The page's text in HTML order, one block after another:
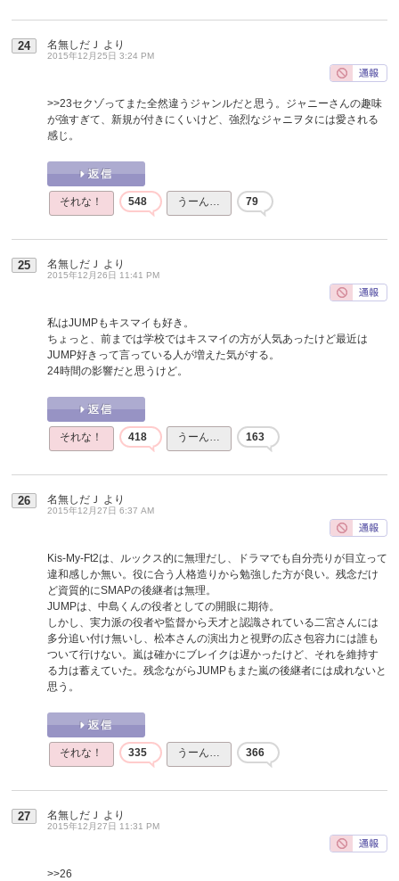
24 名無しだＪ より
2015年12月25日 3:24 PM
>>23セクゾってまた全然違うジャンルだと思う。ジャニーさんの趣味
が強すぎて、新規が付きにくいけど、強烈なジャニヲタには愛される
感じ。
それな！ 548 うーん… 79
25 名無しだＪ より
2015年12月26日 11:41 PM
私はJUMPもキスマイも好き。
ちょっと、前までは学校ではキスマイの方が人気あったけど最近は
JUMP好きって言っている人が増えた気がする。
24時間の影響だと思うけど。
それな！ 418 うーん… 163
26 名無しだＪ より
2015年12月27日 6:37 AM
Kis-My-Ft2は、ルックス的に無理だし、ドラマでも自分売りが目立って
違和感しか無い。役に合う人格造りから勉強した方が良い。残念だけ
ど資質的にSMAPの後継者は無理。
JUMPは、中島くんの役者としての開眼に期待。
しかし、実力派の役者や監督から天才と認識されている二宮さんには
多分追い付け無いし、松本さんの演出力と視野の広さ包容力には誰も
ついて行けない。嵐は確かにブレイクは遅かったけど、それを維持す
る力は蓄えていた。残念ながらJUMPもまた嵐の後継者には成れないと
思う。
それな！ 335 うーん… 366
27 名無しだＪ より
2015年12月27日 11:31 PM
>>26